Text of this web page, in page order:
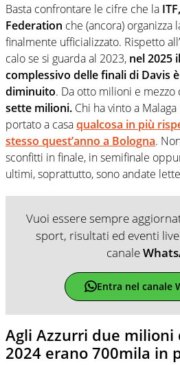
Basta confrontare le cifre che la
Federation che (ancora) organizza
finalmente ufficializzato. Rispetto
calo se si guarda al 2023, nel 2025
complessivo delle finali di Davis
diminuito. Da otto milioni e
sette milioni. Chi ha vinto a
portato a casaqualcosa in più
stesso quest’anno a Bologna.
sconfitti in finale, in semifinale
ultimi, soprattutto, sono andate
Vuoi essere sempre
sport, risultati ed eventi
canale
Entra nel canale
Agli Azzurri due milioni
2024 erano 700mila in